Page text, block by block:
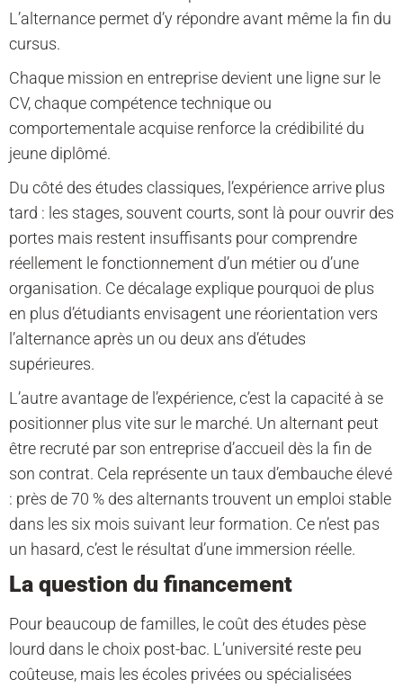
L’alternance permet d’y répondre avant même la fin du
cursus.
Chaque mission en entreprise devient une ligne sur le
CV, chaque compétence technique ou
comportementale acquise renforce la crédibilité du
jeune diplômé.
Du côté des études classiques, l’expérience arrive plus
tard : les stages, souvent courts, sont là pour ouvrir des
portes mais restent insuffisants pour comprendre
réellement le fonctionnement d’un métier ou d’une
organisation. Ce décalage explique pourquoi de plus
en plus d’étudiants envisagent une réorientation vers
l’alternance après un ou deux ans d’études
supérieures.
L’autre avantage de l’expérience, c’est la capacité à se
positionner plus vite sur le marché. Un alternant peut
être recruté par son entreprise d’accueil dès la fin de
son contrat. Cela représente un taux d’embauche élevé
: près de 70 % des alternants trouvent un emploi stable
dans les six mois suivant leur formation. Ce n’est pas
un hasard, c’est le résultat d’une immersion réelle.
La question du financement
Pour beaucoup de familles, le coût des études pèse
lourd dans le choix post-bac. L’université reste peu
coûteuse, mais les écoles privées ou spécialisées